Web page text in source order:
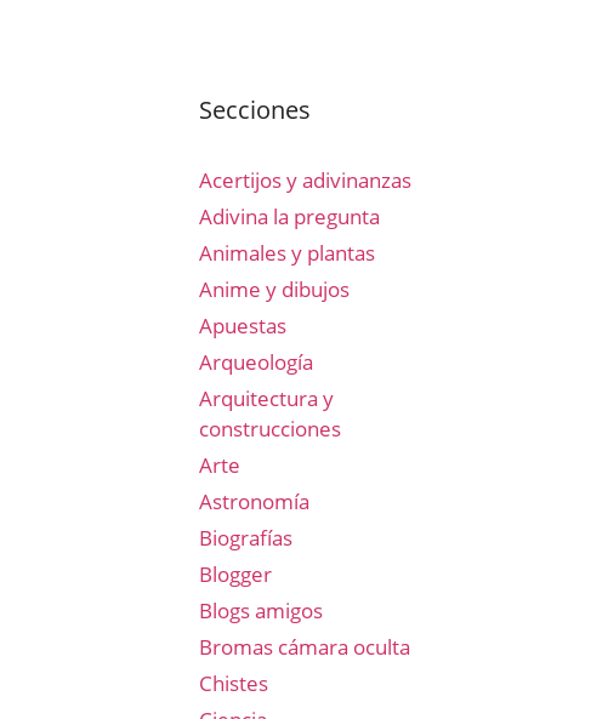
Secciones
Acertijos y adivinanzas
Adivina la pregunta
Animales y plantas
Anime y dibujos
Apuestas
Arqueología
Arquitectura y
construcciones
Arte
Astronomía
Biografías
Blogger
Blogs amigos
Bromas cámara oculta
Chistes